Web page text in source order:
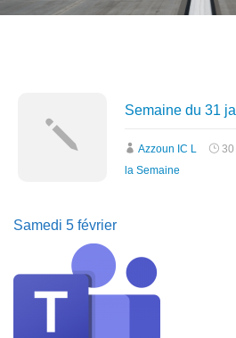
Semaine du 31
Azzoun IC L 30
la Semaine
Samedi 5 février